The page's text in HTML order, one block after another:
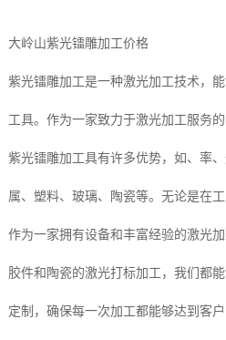
大岭山紫光镭雕加工价格
紫光镭雕加工是一种激光加工技术，
工具。作为一家致力于激光加工服务
紫光镭雕加工具有许多优势，如、率
属、塑料、玻璃、陶瓷等。无论是在
作为一家拥有设备和丰富经验的激光
胶件和陶瓷的激光打标加工，我们都
定制，确保每一次加工都能够达到客户